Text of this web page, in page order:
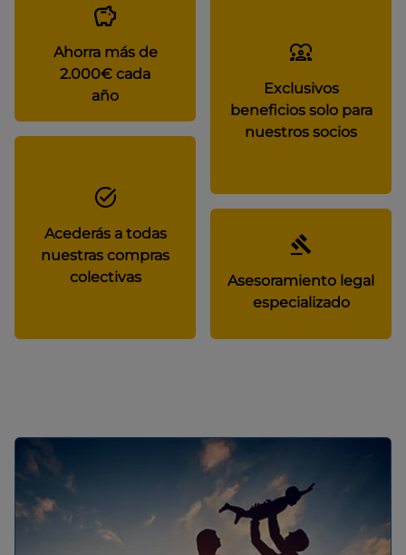
Ahorra más de
2.000€ cada
año
Exclusivos
beneficios solo para
nuestros socios
Acederás a todas
nuestras compras
colectivas
Asesoramiento legal
especializado